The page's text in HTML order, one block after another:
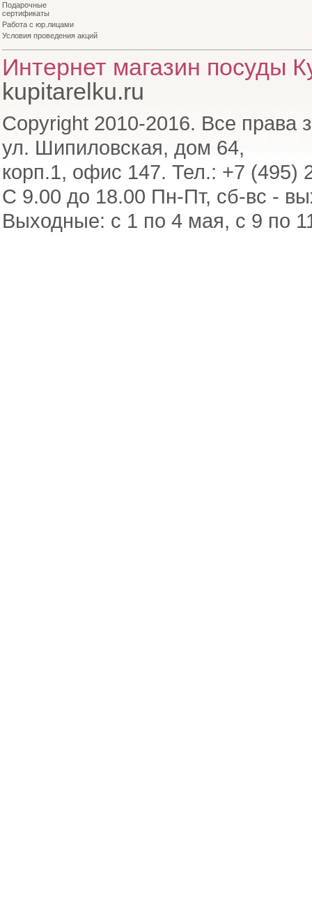
Подарочные
сертификаты
Работа с юр.лицами
Условия проведения акций
Интернет магазин посуды
kupitarelku.ru
Copyright 2010-2016. Все права
ул. Шипиловская, дом 64,
корп.1, офис 147. Тел.: +7 (495)
С 9.00 до 18.00 Пн-Пт, сб-вс -
Выходные: с 1 по 4 мая, с 9 по